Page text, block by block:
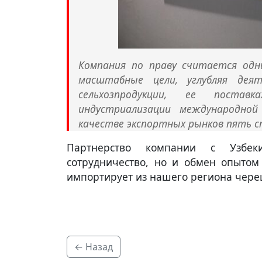
Компания по праву считается
масштабные цели, углубляя
сельхозпродукции, ее
индустриализации
качестве экспортных рынков пять
Партнерство компании с
сотрудничество, но и обмен
импортирует из нашего региона
← Назад